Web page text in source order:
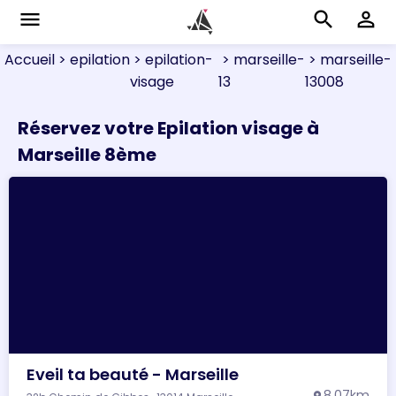
menu search perm_identity
Accueil > epilation > epilation-
visage
> marseille-
13
> marseille-
13008
Réservez votre Epilation visage à
Marseille 8ème
Eveil ta beauté - Marseille